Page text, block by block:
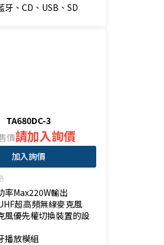
牙、CD、USB、SD
TA680DC-3
價請加入詢價
加入詢價
率Max220W輸出
超高頻無線麥克風
風優先權切換裝置的設
播放模組